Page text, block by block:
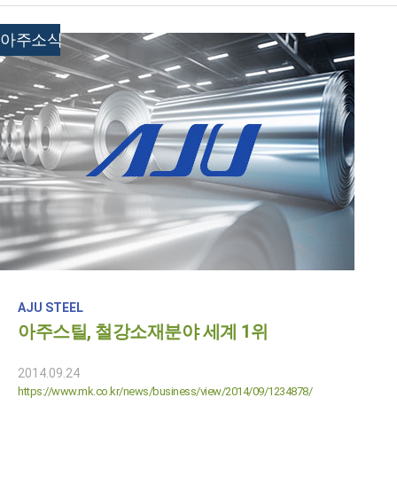
AJU STEEL
아주스틸, 철강소재분야 세계 1위
2014.09.24
https://www.mk.co.kr/news/business/view/2014/09/1234878/
아주소식